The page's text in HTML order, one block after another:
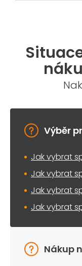
Výběr
Jak vybrat
Jak vybrat
Jak vybrat
Jak vybrat
Nákup